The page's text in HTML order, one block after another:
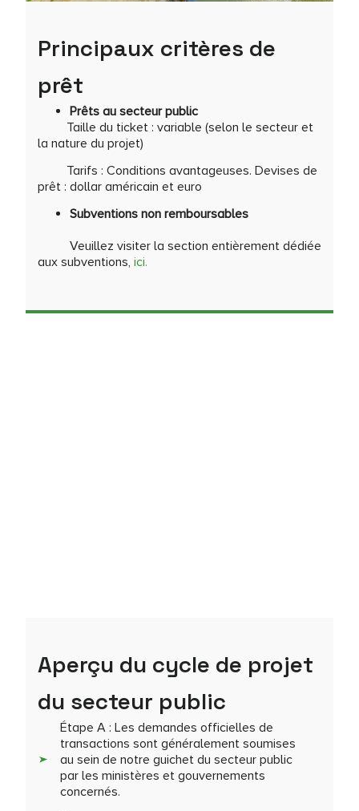
Principaux critères de
prêt
Prêts au secteur public
Taille du ticket : variable (selon le secteur et
la nature du projet)
Tarifs : Conditions avantageuses. Devises de
prêt : dollar américain et euro
Subventions non remboursables
Veuillez visiter la section entièrement dédiée
aux subventions, ici.
Aperçu du cycle de projet
du secteur public
Étape A : Les demandes officielles de
transactions sont généralement soumises
au sein de notre guichet du secteur public
par les ministères et gouvernements
concernés.